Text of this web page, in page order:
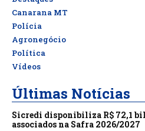
Canarana MT
Polícia
Agronegócio
Política
Vídeos
Últimas Notícias
Sicredi disponibiliza R$ 72,1
associados na Safra 2026/2027